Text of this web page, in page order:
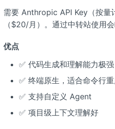
需要 Anthropic API Key（按量
（$20/月）。通过中转站使用会
优点
✅ 代码生成和理解能力极强
✅ 终端原生，适合命令行
✅ 支持自定义 Agent
✅ 项目级上下文理解好